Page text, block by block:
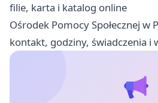
filie, karta i katalog online
Ośrodek Pomocy Społecznej w
kontakt, godziny, świadczenia i